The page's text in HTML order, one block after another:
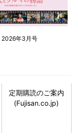
2026年3月号
定期購読のご案内
(Fujisan.co.jp)